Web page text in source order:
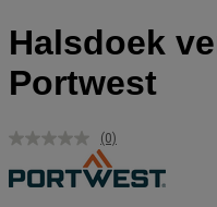
Halsdoek
Portwest
Geen
scorewaarde.
Dezelfde
(0)